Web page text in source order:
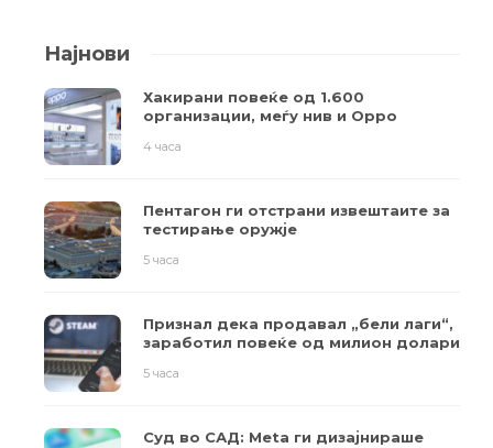
Најнови
Хакирани повеќе од 1.600
организации, меѓу нив и Oppo
4 часа
Пентагон ги отстрани извештаите за
тестирање оружје
5 часа
Признал дека продавал „бели лаги“,
заработил повеќе од милион долари
5 часа
Суд во САД: Meta ги дизајнираше